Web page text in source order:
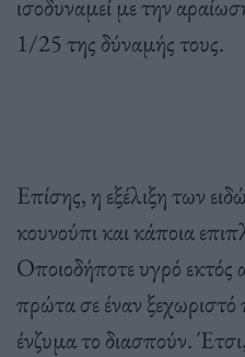
1/25 της δύναμής τους.
Επίσης, η εξέλιξη των
κουνούπι και κάποια
Οποιοδήποτε υγρό εκτός
πρώτα σε έναν
ένζυμα το διασπούν. Έτσι,